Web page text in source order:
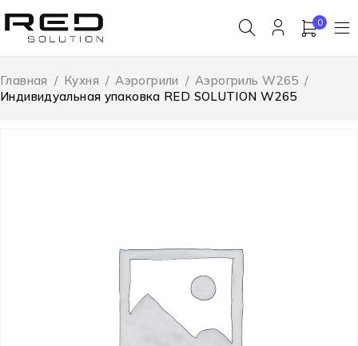
0
Главная / Кухня / Аэрогрили / Аэрогриль W265 /
Индивидуальная упаковка RED SOLUTION W265